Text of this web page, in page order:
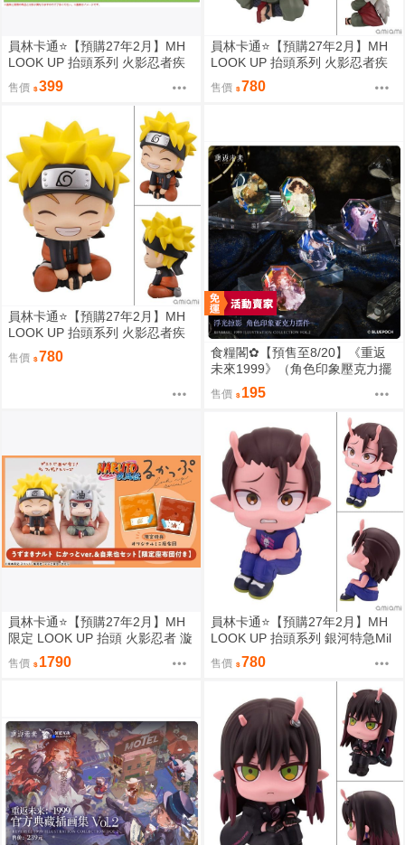
員林卡通⭐️【預購27年2月】MH
LOOK UP 抬頭系列 火影忍者疾
風傳 帕克 九喇嘛 披風配件 0813
售價 399
員林卡通⭐️【預購27年2月】MH
LOOK UP 抬頭系列 火影忍者疾
風傳 自來也 0813
售價 780
員林卡通⭐️【預購27年2月】MH
LOOK UP 抬頭系列 火影忍者疾
風傳 漩渦鳴人 燦笑版 0813
售價 780
食糧閣✿【預售至8/20】《重返
未來1999》（角色印象壓克力擺
件）重返未来1999／預售特典／
美術集／浮光掠影／維爾汀／十
四行詩／天使娜娜／諾諦卡／虛
構集
售價 195
員林卡通⭐️【預購27年2月】MH
限定 LOOK UP 抬頭 火影忍者 漩
渦鳴人 自來也 套組附特典 0813
售價 1790
員林卡通⭐️【預購27年2月】MH
LOOK UP 抬頭系列 銀河特急Mil
ky☆Subway 鐵多 0813
售價 780